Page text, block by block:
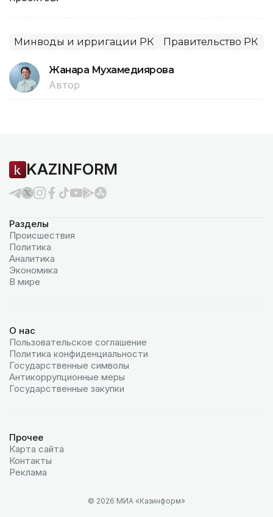
Минводы и ирригации РК Правительство РК
Жанара Мухамедиярова
Автор
KAZINFORM
Разделы
Происшествия
Политика
Аналитика
Экономика
В мире
О нас
Пользовательское соглашение
Политика конфиденциальности
Государственные символы
Антикоррупционные меры
Государственные закупки
Прочее
Карта сайта
Контакты
Реклама
© 2026 МИА «Казинформ»